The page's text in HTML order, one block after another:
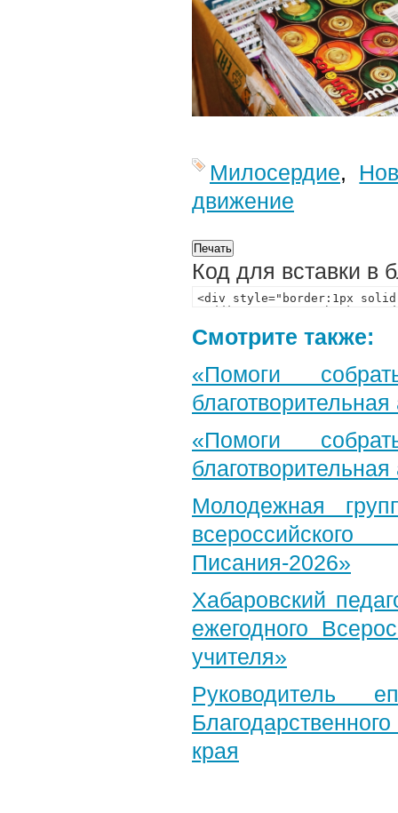
Милосердие,
движение
Код для вставки в
Смотрите также:
«Помоги
«Помоги
Молодежная
Писания-2026»
Хабаровский
ежегодного
учителя»
Руководитель
края